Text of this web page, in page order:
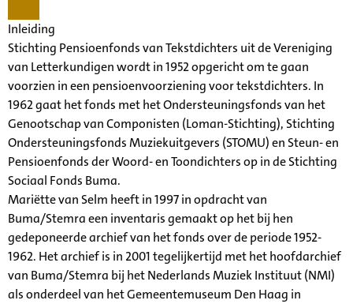
Inleiding
Stichting Pensioenfonds van Tekstdichters uit de Vereniging
van Letterkundigen wordt in 1952 opgericht om te gaan
voorzien in een pensioenvoorziening voor tekstdichters. In
1962 gaat het fonds met het Ondersteuningsfonds van het
Genootschap van Componisten (Loman-Stichting), Stichting
Ondersteuningsfonds Muziekuitgevers (STOMU) en Steun- en
Pensioenfonds der Woord- en Toondichters op in de Stichting
Sociaal Fonds Buma.
Mariëtte van Selm heeft in 1997 in opdracht van
Buma/Stemra een inventaris gemaakt op het bij hen
gedeponeerde archief van het fonds over de periode 1952-
1962. Het archief is in 2001 tegelijkertijd met het hoofdarchief
van Buma/Stemra bij het Nederlands Muziek Instituut (NMI)
als onderdeel van het Gemeentemuseum Den Haag in